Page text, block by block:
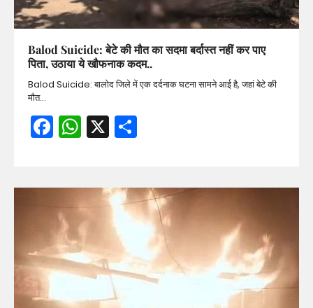
Balod Suicide: बेटे की मौत का सदमा बर्दास्त नहीं कर पाए
पिता, उठाया ये खौफनाक कदम..
Balod Suicide: बालोद जिले में एक दर्दनाक घटना सामने आई है, जहां बेटे की
मौत…
Facebook
WhatsApp
X